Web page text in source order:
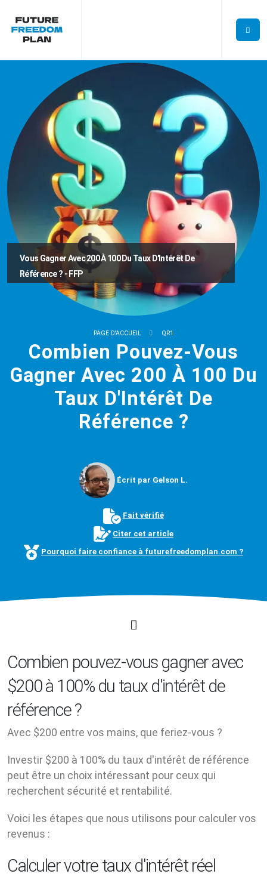
Vous Gagner Avec 200 À 100 Du Taux D'Intérêt De
Référence ? - FFP
PAGE D'ACCUEIL QR1
Combien Pouvez-Vous
Gagner Avec 200 À 100 Du
Taux D'Intérêt De
Référence ?
Écrit par Gelson L.
Fait vérifié
Citer cet article
Pourquoi faire confiance à futurefreedomplan.com ?
Combien pouvez-vous gagner avec
$200 à 100% du taux d'intérêt de
référence ?
Avec $200 entre vos mains, que feriez-vous ?
Investir $200 à 100% du taux d'intérêt de référence
peut être un choix intéressant pour ceux qui
recherchent sécurité et rentabilité.
Voici les étapes que nous utilisons pour calculer vos
revenus :
Calculer votre taux d'intérêt réel